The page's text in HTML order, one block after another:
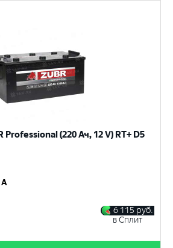
Professional (220 Ач, 12 V) RT+ D5
A
6 115 руб.
в Сплит